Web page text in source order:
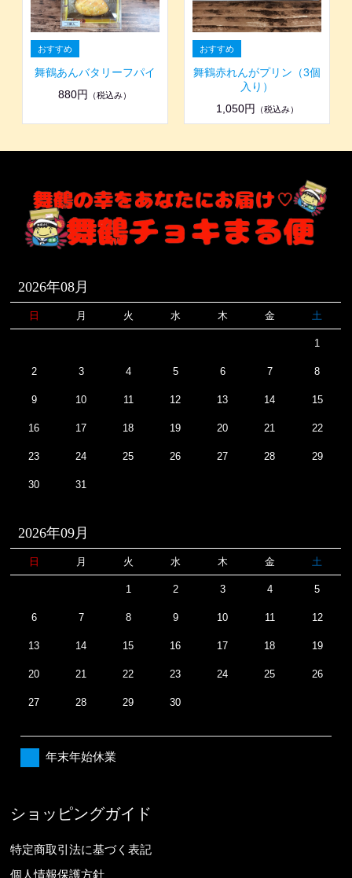
舞鶴あんバタリーフパイ
880円
（税込み）
舞鶴赤れんがプリン（3個
入り）
1,050円
（税込み）
2026年08月
日 月 火 水 木 金 土
1
2 3 4 5 6 7 8
9 10 11 12 13 14 15
16 17 18 19 20 21 22
23 24 25 26 27 28 29
30 31
2026年09月
日 月 火 水 木 金 土
1 2 3 4 5
6 7 8 9 10 11 12
13 14 15 16 17 18 19
20 21 22 23 24 25 26
27 28 29 30
年末年始休業
ショッピングガイド
特定商取引法に基づく表記
個人情報保護方針